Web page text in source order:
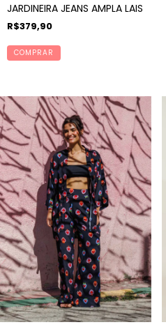
JARDINEIRA JEANS AMPLA LAIS
R$379,90
COMPRAR